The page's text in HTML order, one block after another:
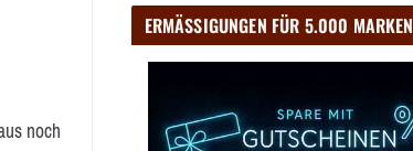
noch
ERMÄSSIGUNGEN FÜR 5.000 MARKEN